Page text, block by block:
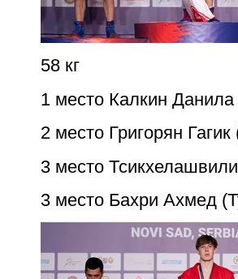
58 кг
1 место Калкин Данила
2 место Григорян
3 место
3 место Бахри Ахмед